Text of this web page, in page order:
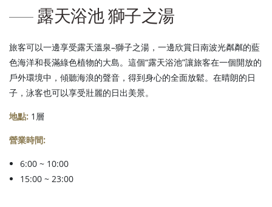
露天浴池 獅子之湯
旅客可以一邊享受露天溫泉–獅子之湯，一邊欣賞日南波光粼粼的藍
色海洋和長滿綠色植物的大島。這個“露天浴池”讓旅客在一個開放的
戶外環境中，傾聽海浪的聲音，得到身心的全面放鬆。在晴朗的日
子，泳客也可以享受壯麗的日出美景。
地點: 1層
營業時間:
6:00 ~ 10:00
15:00 ~ 23:00